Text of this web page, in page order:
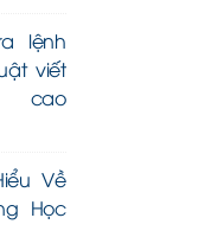
lệnh
viết
cao
Về
Học